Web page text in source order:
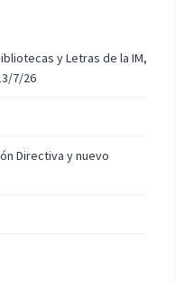
y Letras de la IM,
7/26
Directiva y nuevo